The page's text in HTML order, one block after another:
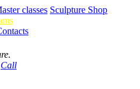
classes Sculpture Shop
Call